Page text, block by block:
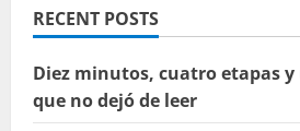
RECENT POSTS
Diez minutos, cuatro etapas
que no dejó de leer